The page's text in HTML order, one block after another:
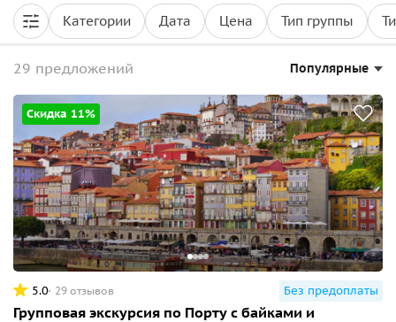
онлайн на Спутник8.
Категории Дата Цена Тип группы
29 предложений Популярные
Скидка 11%
5.0 29 отзывов Без предоплаты
Групповая экскурсия по Порту с байками и